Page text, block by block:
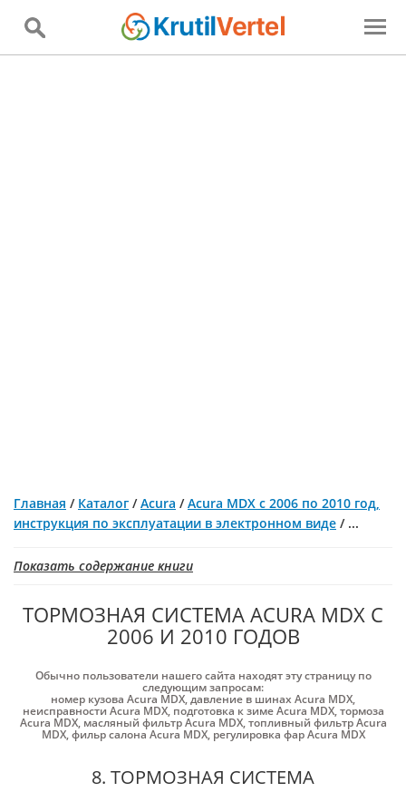
Главная / Каталог /Acura /Acura MDX с 2006 по 2010 год,
инструкция по эксплуатации в электронном виде / ...
Показать содержание книги
ТОРМОЗНАЯ СИСТЕМА ACURA MDX С
2006 И 2010 ГОДОВ
Обычно пользователи нашего сайта находят эту страницу по
следующим запросам:
номер кузова Acura MDX,давление в шинах Acura MDX,
неисправности Acura MDX, подготовка к зиме Acura MDX,тормоза
Acura MDX, масляный фильтр Acura MDX,топливный фильтр Acura
MDX,фильр салона Acura MDX, регулировка фар Acura MDX
8. ТОРМОЗНАЯ СИСТЕМА